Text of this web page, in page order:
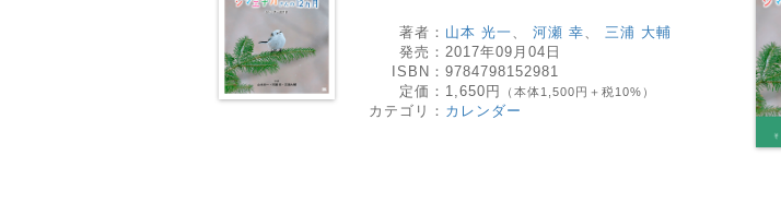
著者： 山本 光一 、 河瀬 幸、 三浦 大輔
発売： 2017年09月04日
ISBN： 9784798152981
定価： 1,650円 （本体1,500円＋税10%）
カテゴリ： カレンダー